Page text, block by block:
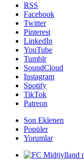
RSS
Facebook
Twitter
Pinterest
LinkedIn
YouTube
Tumblr
SoundCloud
Instagram
Spotify
TikTok
Patreon
Son Eklenen
Popüler
Yorumlar